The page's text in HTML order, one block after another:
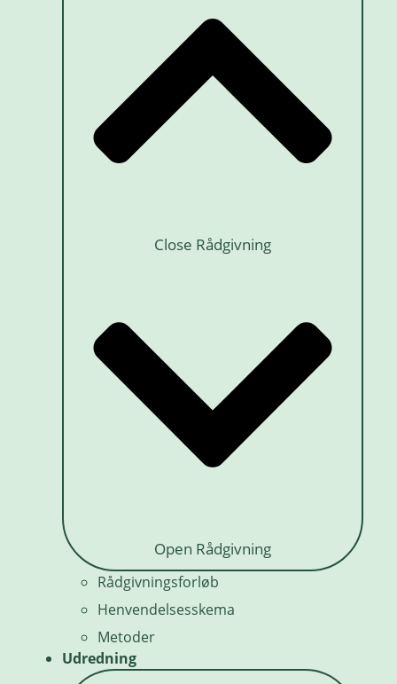
Close Rådgivning
Open Rådgivning
Rådgivningsforløb
Henvendelsesskema
Metoder
Udredning